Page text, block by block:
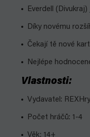
Everdell
Díky novému
Čekají tě nové
Nejlépe
Vlastnosti:
Vydavatel: REXHry
Počet hráčů: 1-4
Věk: 14+